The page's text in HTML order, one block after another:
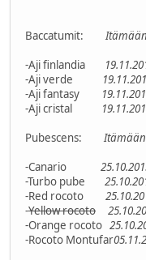
Baccatumit:Itämään
-Aji finlandia
-Aji verde
-Aji fantasy
-Aji cristal
Pubescens:Itämään
-Canario
-Turbo pube
-Red rocoto
-Yellow rocoto
-Orange rocoto
-Rocoto Montufar